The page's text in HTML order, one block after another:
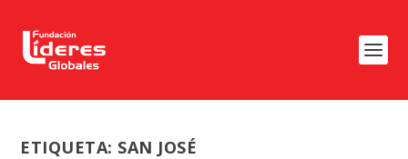
ETIQUETA: SAN JOSÉ